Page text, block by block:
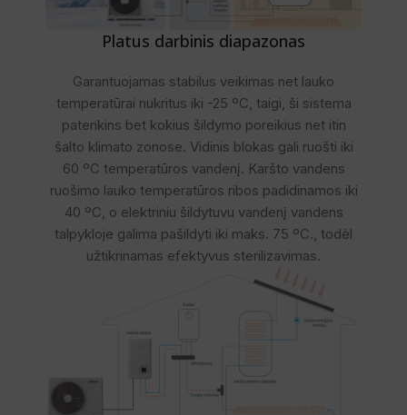
Platus darbinis diapazonas
Garantuojamas stabilus veikimas net lauko
temperatūrai nukritus iki -25 ºC, taigi, ši sistema
patenkins bet kokius šildymo poreikius net itin
šalto klimato zonose. Vidinis blokas gali ruošti iki
60 ºC temperatūros vandenį. Karšto vandens
ruošimo lauko temperatūros ribos padidinamos iki
40 ºC, o elektriniu šildytuvu vandenį vandens
talpykloje galima pašildyti iki maks. 75 ºC., todėl
užtikrinamas efektyvus sterilizavimas.